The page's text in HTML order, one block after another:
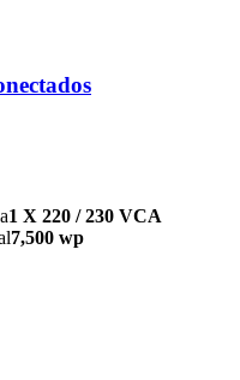
1 X 220 / 230 VCA
7,500 wp